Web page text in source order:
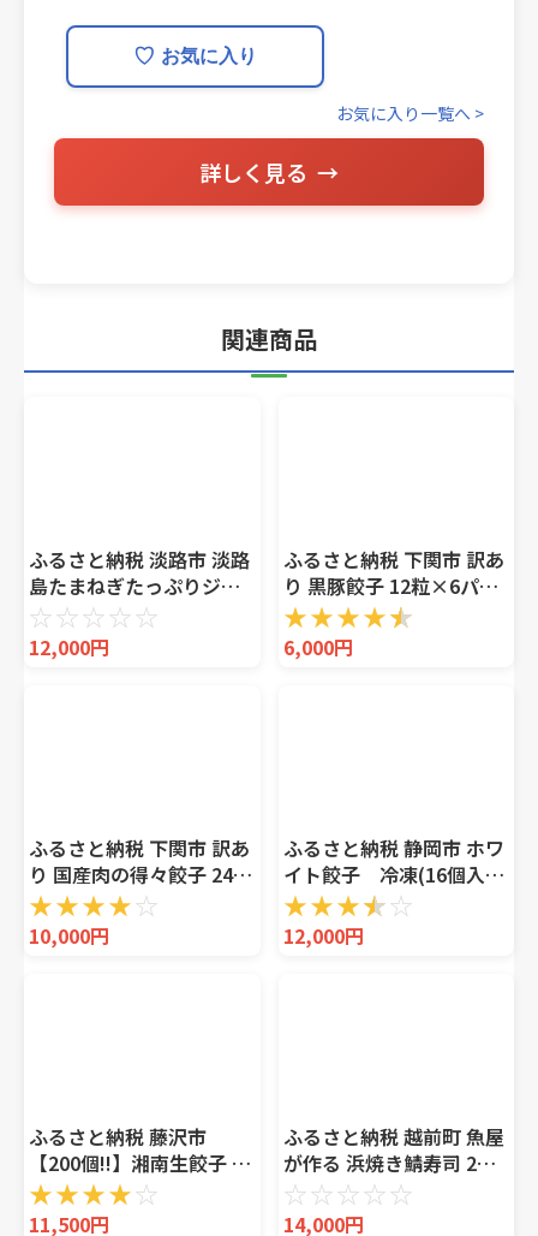
♡ お気に入り
お気に入り一覧へ >
詳しく見る
関連商品
ふるさと納税 淡路市 淡路
島たまねぎたっぷりジュ
ーシー餃子 100個
(20g×20個×5PC)
ai01746
☆☆☆☆☆
12,000円
ふるさと納税 下関市 訳あ
り 黒豚餃子 12粒×6パッ
ク(72粒) 国産餃子 冷凍 小
分けパック たれ付 IB006-
72
★★★★★
6,000円
ふるさと納税 下関市 訳あ
り 国産肉の得々餃子 240
個 20個×12パック 冷凍
小分け たれ付き IB023
★★★★☆
10,000円
ふるさと納税 静岡市 ホワ
イト餃子 冷凍(16個入り
×4パック)
★★★★☆
12,000円
ふるさと納税 藤沢市
【200個!!】湘南生餃子 50
個×4P 約4kg 国産ブラン
ド豚 国産野菜使用!! ぎょ
★★★★☆
11,500円
ふるさと納税 越前町 魚屋
が作る 浜焼き鯖寿司 2種
&うなぎ寿司 3本 セット!
☆☆☆☆☆
14,000円